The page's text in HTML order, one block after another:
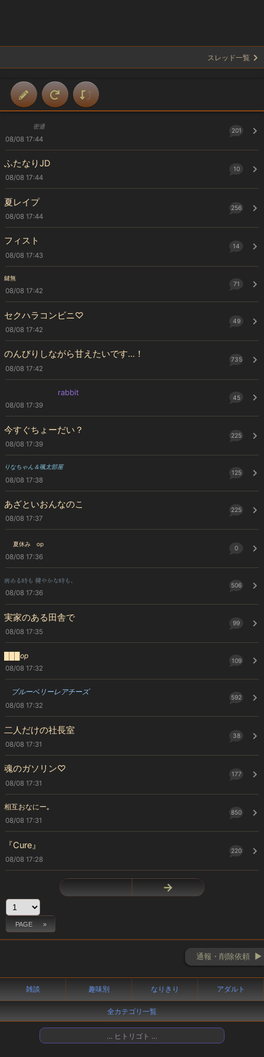
スレッド一覧
密通
08/08 17:44
201
ふたなりJD
08/08 17:44
10
夏レイプ
08/08 17:44
256
フィスト
08/08 17:43
14
鍵無
08/08 17:42
71
セクハラコンビニ♡
08/08 17:42
49
のんびりしながら甘えたいです…！
08/08 17:42
735
rabbit
08/08 17:39
45
今すぐちょーだい？
08/08 17:39
225
りなちゃん＆颯太部屋
08/08 17:38
125
あざといおんなのこ
08/08 17:37
225
夏休み op
08/08 17:36
0
病める時も 健やかな時も､
08/08 17:36
506
実家のある田舎で
08/08 17:35
99
███op
08/08 17:32
109
ブルーベリーレアチーズ
08/08 17:32
592
二人だけの社長室
08/08 17:31
38
魂のガソリン♡
08/08 17:31
177
相互おなにー｡
08/08 17:31
850
『Cure』
08/08 17:28
220
→
通報・削除依頼 ►
雑談 趣味別 なりきり アダルト
全カテゴリ一覧
… ヒトリゴト …